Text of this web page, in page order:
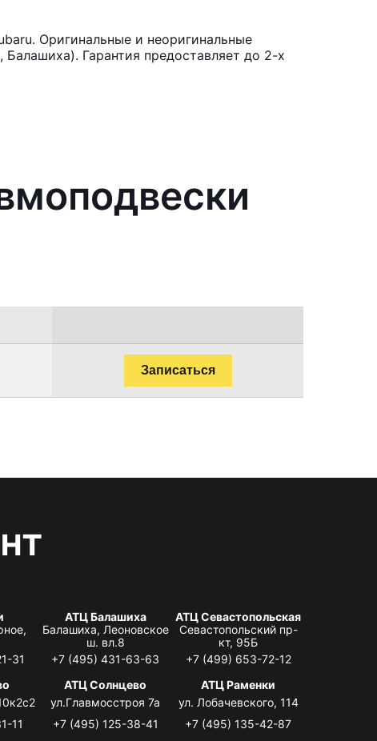
Оригинальные и неоригинальные
Гарантия предоставляет до 2-х
Записаться
31
АТЦ Балашиха
Балашиха, Леоновское
ш. вл.8
+7 (495) 431-63-63
АТЦ Севастопольская
Севастопольский пр-
кт, 95Б
+7 (499) 653-72-12
11
АТЦ Солнцево
ул.Главмосстроя 7а
+7 (495) 125-38-41
АТЦ Раменки
ул. Лобачевского, 114
+7 (495) 135-42-87